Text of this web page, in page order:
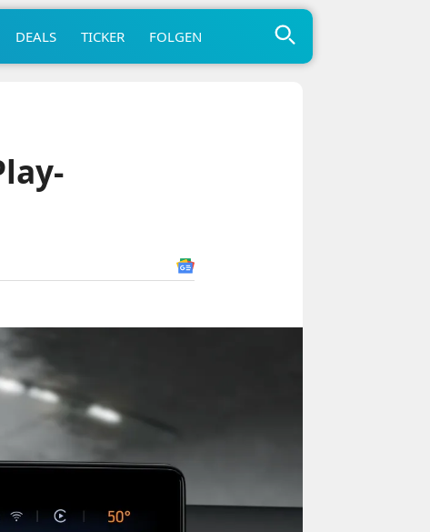
DEALS TICKER FOLGEN